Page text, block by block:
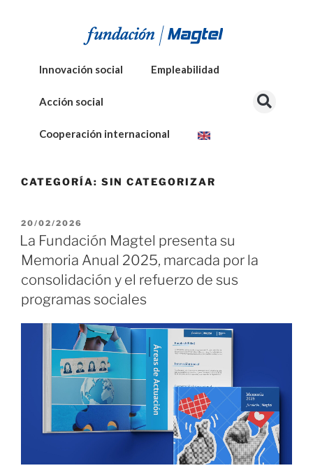
Innovación social Empleabilidad
Acción social
Cooperación internacional
CATEGORÍA: SIN CATEGORIZAR
20/02/2026
La Fundación Magtel presenta su
Memoria Anual 2025, marcada por la
consolidación y el refuerzo de sus
programas sociales